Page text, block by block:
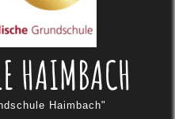
HAIMBACH
Haimbach"